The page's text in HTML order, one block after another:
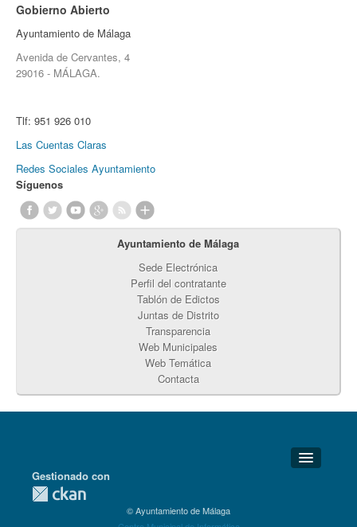
Gobierno Abierto
Ayuntamiento de Málaga
Avenida de Cervantes, 4
29016 - MÁLAGA.
Tlf: 951 926 010
Las Cuentas Claras
Redes Sociales Ayuntamiento
Síguenos
Ayuntamiento de Málaga
Sede Electrónica
Perfil del contratante
Tablón de Edictos
Juntas de Distrito
Transparencia
Web Municipales
Web Temática
Contacta
Detalles Técnicos
Gestionado con
© Ayuntamiento de Málaga